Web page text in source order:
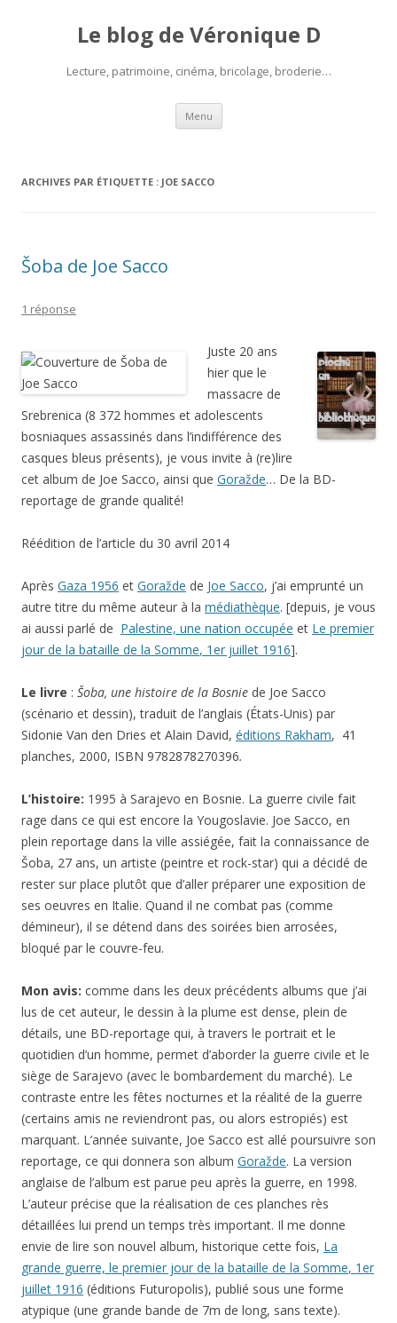
Le blog de Véronique D
Lecture, patrimoine, cinéma, bricolage, broderie…
Menu Aller
contenu
ARCHIVES PAR ÉTIQUETTE : JOE SACCO
Šoba de Joe Sacco
1 réponse
Juste 20 ans
hier que le
massacre de
Srebrenica (8 372 hommes et adolescents
bosniaques assassinés dans l’indifférence des
casques bleus présents), je vous invite à (re)lire
cet album de Joe Sacco, ainsi que Goražde… De la BD-
reportage de grande qualité!
Réédition de l’article du 30 avril 2014
Après Gaza 1956 et Goražde de Joe Sacco, j’ai emprunté un
autre titre du même auteur à la médiathèque. [depuis, je vous
ai aussi parlé de Palestine, une nation occupée et Le premier
jour de la bataille de la Somme, 1er juillet 1916].
Le livre : Šoba, une histoire de la Bosnie de Joe Sacco
(scénario et dessin), traduit de l’anglais (États-Unis) par
Sidonie Van den Dries et Alain David, éditions Rakham, 41
planches, 2000, ISBN 9782878270396.
L’histoire: 1995 à Sarajevo en Bosnie. La guerre civile fait
rage dans ce qui est encore la Yougoslavie. Joe Sacco, en
plein reportage dans la ville assiégée, fait la connaissance de
Šoba, 27 ans, un artiste (peintre et rock-star) qui a décidé de
rester sur place plutôt que d’aller préparer une exposition de
ses oeuvres en Italie. Quand il ne combat pas (comme
démineur), il se détend dans des soirées bien arrosées,
bloqué par le couvre-feu.
Mon avis: comme dans les deux précédents albums que j’ai
lus de cet auteur, le dessin à la plume est dense, plein de
détails, une BD-reportage qui, à travers le portrait et le
quotidien d’un homme, permet d’aborder la guerre civile et le
siège de Sarajevo (avec le bombardement du marché). Le
contraste entre les fêtes nocturnes et la réalité de la guerre
(certains amis ne reviendront pas, ou alors estropiés) est
marquant. L’année suivante, Joe Sacco est allé poursuivre son
reportage, ce qui donnera son album Goražde. La version
anglaise de l’album est parue peu après la guerre, en 1998.
L’auteur précise que la réalisation de ces planches rès
détaillées lui prend un temps très important. Il me donne
envie de lire son nouvel album, historique cette fois, La
grande guerre, le premier jour de la bataille de la Somme, 1er
juillet 1916 (éditions Futuropolis), publié sous une forme
atypique (une grande bande de 7m de long, sans texte).